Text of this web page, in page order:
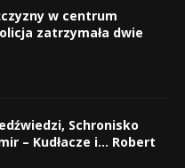
w centrum
zatrzymała dwie
Schronisko
– Kudłacze i… Robert